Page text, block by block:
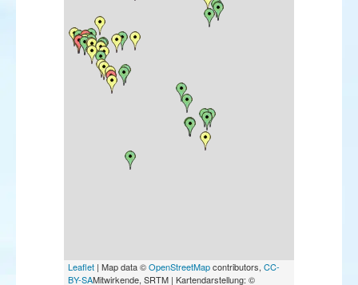
Jaseur boréal
Traquet du désert
Monticole de roche
Monticole bleu
Hypolaïs ictérine
Fauvette orphée
Pouillot siffleur
Pie-grièche brune
Leaflet | Map data ©OpenStreetMapcontributors, CC-
BY-SAMitwirkende, SRTM | Kartendarstellung: ©